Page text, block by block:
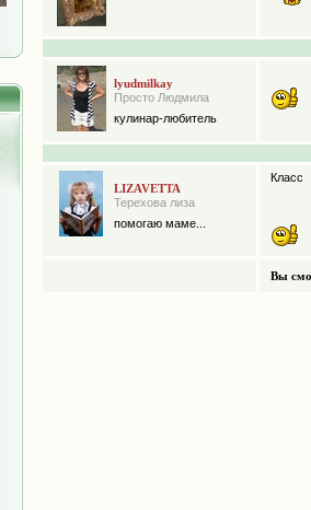
lyudmilkay
Просто Людмила
кулинар-любитель
LIZAVETTA
Терехова лиза
помогаю маме...
Класс
Вы